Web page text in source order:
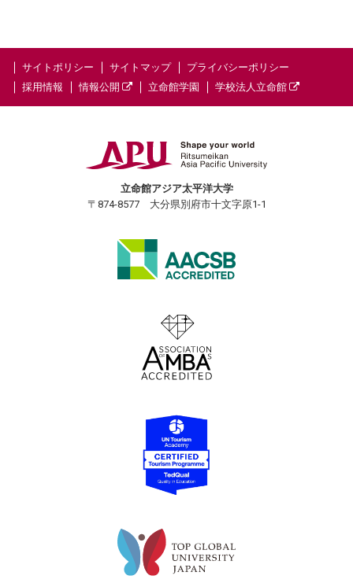
サイトポリシー サイトマップ
プライバシーポリシー
採用情報
情報公開 立命館学園 学校法人立命館
立命館アジア太平洋大学
〒874-8577 大分県別府市十文字原1-1